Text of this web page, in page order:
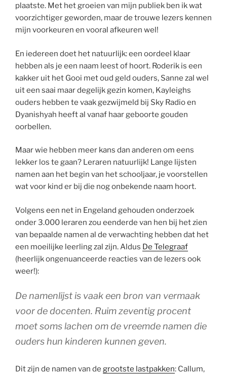
plaatste. Met het groeien van mijn publiek ben ik wat
voorzichtiger geworden, maar de trouwe lezers kennen
mijn voorkeuren en vooral afkeuren wel!
En iedereen doet het natuurlijk: een oordeel klaar
hebben als je een naam leest of hoort. Roderik is een
kakker uit het Gooi met oud geld ouders, Sanne zal wel
uit een saai maar degelijk gezin komen, Kayleighs
ouders hebben te vaak gezwijmeld bij Sky Radio en
Dyanishyah heeft al vanaf haar geboorte gouden
oorbellen.
Maar wie hebben meer kans dan anderen om eens
lekker los te gaan? Leraren natuurlijk! Lange lijsten
namen aan het begin van het schooljaar, je voorstellen
wat voor kind er bij die nog onbekende naam hoort.
Volgens een net in Engeland gehouden onderzoek
onder 3.000 leraren zou eenderde van hen bij het zien
van bepaalde namen al de verwachting hebben dat het
een moeilijke leerling zal zijn. Aldus De Telegraaf
(heerlijk ongenuanceerde reacties van de lezers ook
weer!):
De namenlijst is vaak een bron van vermaak
voor de docenten. Ruim zeventig procent
moet soms lachen om de vreemde namen die
ouders hun kinderen kunnen geven.
Dit zijn de namen van de grootste lastpakken: Callum,